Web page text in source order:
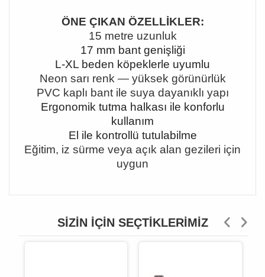
ÖNE ÇIKAN ÖZELLİKLER:
15 metre uzunluk
17 mm bant genişliği
L-XL beden köpeklerle uyumlu
Neon sarı renk — yüksek görünürlük
PVC kapl ı bant ile suya dayanıklı yapı
Ergonomik tutma halkası ile konforlu
kullanım
El ile kontrollü tutulabilme
Eğitim, iz sürme veya açık alan gezileri için
uygun
SIZIN İÇIN SEÇTIKLERIMIZ